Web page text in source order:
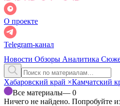
О проекте
Telegram-канал
Новости Обзоры Аналитика
Хабаровский край ×Камчатский
Все материалы— 0
Ничего не найдено. Попробуйте